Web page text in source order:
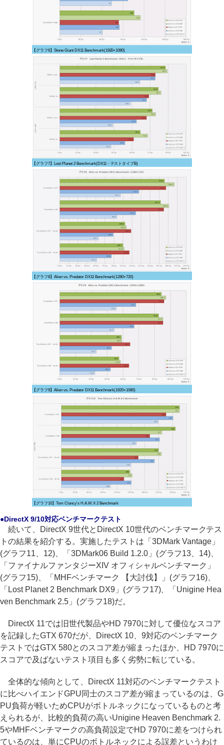
【グラフ6】Stone Giant DX11 Benchmark(1920×1080)
【グラフ7】Lost Planet 2 Benchmark(DX11・テストタイプB)
【グラフ8】Alien vs. Predator DX11 Benchmark(1280×720)
【グラフ9】Alien vs. Predator DX11 Benchmark(1920×1080)
【グラフ10】Tom Clancy's H.A.W.X 2 Benchmark
●DirectX 9/10対応ベンチマークテスト
続いて、DirectX 9世代とDirectX 10世代のベンチマークテス
トの結果を紹介する。実施したテストは「3DMark Vantage」
(グラフ11、12)、「3DMark06 Build 1.2.0」(グラフ13、14)、
「ファイナルファンタジーXIV オフィシャルベンチマーク」
(グラフ15)、「MHFベンチマーク 【大討伐】」(グラフ16)、
「Lost Planet 2 Benchmark DX9」(グラフ17)、「Unigine Hea
ven Benchmark 2.5」(グラフ18)だ。
DirectX 11では旧世代製品やHD 7970に対して優位なスコア
を記録したGTX 670だが、DirectX 10、9対応のベンチマーク
テストではGTX 580とのスコア差が縮まったほか、HD 7970に
スコアで及ばないテスト項目も多く劣勢に転じている。
全体的な傾向として、DirectX 11対応のベンチマークテスト
に比べハイエンドGPU同士のスコア差が縮まっているのは、G
PU負荷が軽いためCPUがボトルネックになっているものと考
えられるが、比較的負荷の高いUnigine Heaven Benchmark 2.
5やMHFベンチマークの高負荷設定でHD 7970に差をつけられ
ているのは、単にCPUのボトルネックによる誤差というわけ